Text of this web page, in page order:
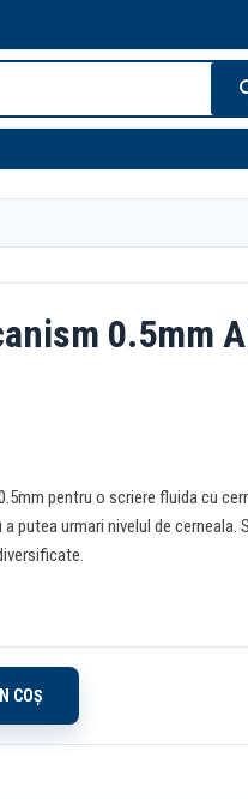
0.5mm
pentru o scriere fluida cu
putea urmari nivelul de cerneala.
COȘ